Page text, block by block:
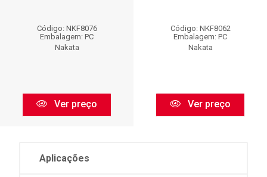
Código: NKF8076
Embalagem: PC
Nakata
Ver preço
Código: NKF8062
Embalagem: PC
Nakata
Ver preço
Aplicações